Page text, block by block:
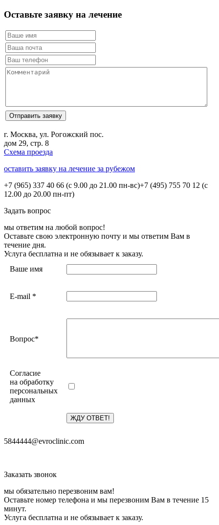
Оставьте заявку на лечение
г. Москва, ул. Рогожский пос.
дом 29, стр. 8
Схема проезда
оставить заявку на лечение за рубежом
+7 (965) 337 40 66 (с 9.00 до 21.00 пн-вс)+7 (495) 755 70 12 (с
12.00 до 20.00 пн-пт)
Задать вопрос
мы ответим на любой вопрос!
Оставьте свою электронную почту и мы ответим Вам в
течение дня.
Услуга бесплатна и не обязывает к заказу.
Ваше имя
E-mail *
Вопрос*
Согласие
на обработку
персональных
данных
5844444@evroclinic.com
Заказать звонок
мы обязательно перезвоним вам!
Оставьте номер телефона и мы перезвоним Вам в течение 15
минут.
Услуга бесплатна и не обязывает к заказу.